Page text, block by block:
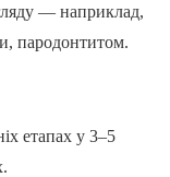
— наприклад,
пародонтитом.
етапах у 3–5